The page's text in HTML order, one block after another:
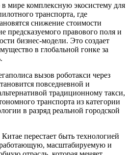
мире комплексную экосистему для
транспорта, где
снижение стоимости
предсказуемого правового поля и
бизнес-модели. Это создает
в глобальной гонке за
вызов роботакси через
повседневной и
традиционному такси,
транспорта из категории
в разряд реальной городской
перестает быть технологией
масштабируемую и